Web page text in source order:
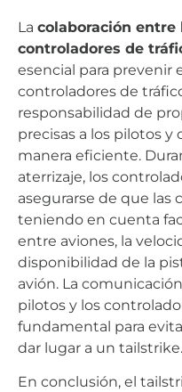
La colaboración entre
controladores de
esencial para prevenir
controladores de
responsabilidad de
precisas a los pilotos y
manera eficiente.
aterrizaje, los
asegurarse de que las
teniendo en cuenta
entre aviones, la
disponibilidad de la
avión. La
pilotos y los
fundamental para
dar lugar a un tailstrike.
En conclusión, el